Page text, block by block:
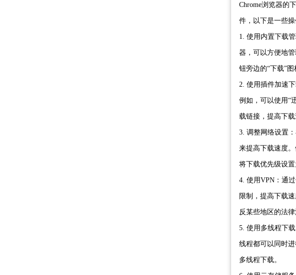
Chrome浏览器的
件，以下是一些操
1. 使用内置下载
器，可以方便地
钮旁边的“下载”图
2. 使用插件加速
例如，可以使用“
载链接，提高下载
3. 调整网络设置
来提高下载速度
将下载优先级设置
4. 使用VPN：通
限制，提高下载
反某些地区的法
5. 使用多线程下
线程都可以同时
多线程下载。